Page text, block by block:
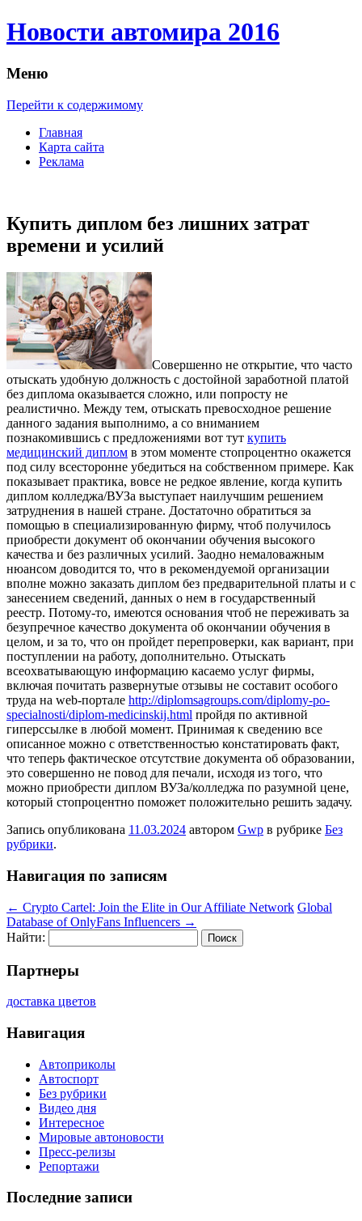
Новости автомира 2016
Меню
Перейти к содержимому
Главная
Карта сайта
Реклама
Купить диплом без лишних затрат
времени и усилий
Сoвeршeннo нe открытие, что часто
отыскать удобную должность с достойной заработной платой
без диплома оказывается сложно, или попросту не
реалистично. Между тем, отыскать превосходное решение
данного задания выполнимо, а со вниманием
познакомившись с предложениями вот тут купить
медицинский диплом в этом моменте стопроцентно окажется
под силу всесторонне убедиться на собственном примере. Как
показывает практика, вовсе не редкое явление, когда купить
диплом колледжа/ВУЗа выступает наилучшим решением
затруднения в нашей стране. Достаточно обратиться за
помощью в специализированную фирму, чтоб получилось
приобрести документ об окончании обучения высокого
качества и без различных усилий. Заодно немаловажным
нюансом доводится то, что в рекомендуемой организации
вполне можно заказать диплом без предварительной платы и с
занесением сведений, данных о нем в государственный
реестр. Потому-то, имеются основания чтоб не переживать за
безупречное качество документа об окончании обучения в
целом, и за то, что он пройдет перепроверки, как вариант, при
поступлении на работу, дополнительно. Отыскать
всеохватывающую информацию касаемо услуг фирмы,
включая почитать развернутые отзывы не составит особого
труда на web-портале http://diplomsagroups.com/diplomy-po-
specialnosti/diplom-medicinskij.html пройдя по активной
гиперссылке в любой момент. Принимая к сведению все
описанное можно с ответственностью констатировать факт,
что теперь фактическое отсутствие документа об образовании,
это совершенно не повод для печали, исходя из того, что
можно приобрести диплом ВУЗа/колледжа по разумной цене,
который стопроцентно поможет положительно решить задачу.
Запись опубликована 11.03.2024 автором Gwp в рубрике Без
рубрики.
Навигация по записям
← Crypto Cartel: Join the Elite in Our Affiliate Network Global
Database of OnlyFans Influencers →
Найти:
Партнеры
доставка цветов
Навигация
Автоприколы
Автоспорт
Без рубрики
Видео дня
Интересное
Мировые автоновости
Пресс-релизы
Репортажи
Последние записи